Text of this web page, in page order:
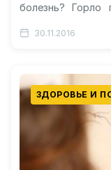
болезнь? Горло
30.11.2016
ЗДОРОВЬЕ И